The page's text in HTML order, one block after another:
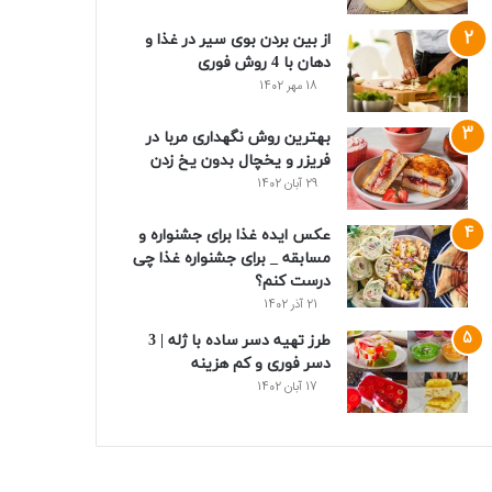
از بین بردن بوی سیر در غذا و
دهان با 4 روش فوری
18 مهر 1402
بهترین روش نگهداری مربا در
فریزر و یخچال بدون یخ زدن
29 آبان 1402
عکس ایده غذا برای جشنواره و
مسابقه _ برای جشنواره غذا چی
درست کنم؟
21 آذر 1402
طرز تهیه دسر ساده با ژله | 3
دسر فوری و کم هزینه
17 آبان 1402